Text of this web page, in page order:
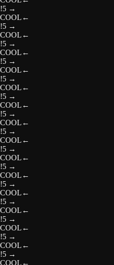
!5 →
COOL ←
!5 →
COOL ←
!5 →
COOL ←
!5 →
COOL ←
!5 →
COOL ←
!5 →
COOL ←
!5 →
COOL ←
!5 →
COOL ←
!5 →
COOL ←
!5 →
COOL ←
!5 →
COOL ←
!5 →
COOL ←
!5 →
COOL ←
!5 →
COOL ←
!5 →
COOL ←